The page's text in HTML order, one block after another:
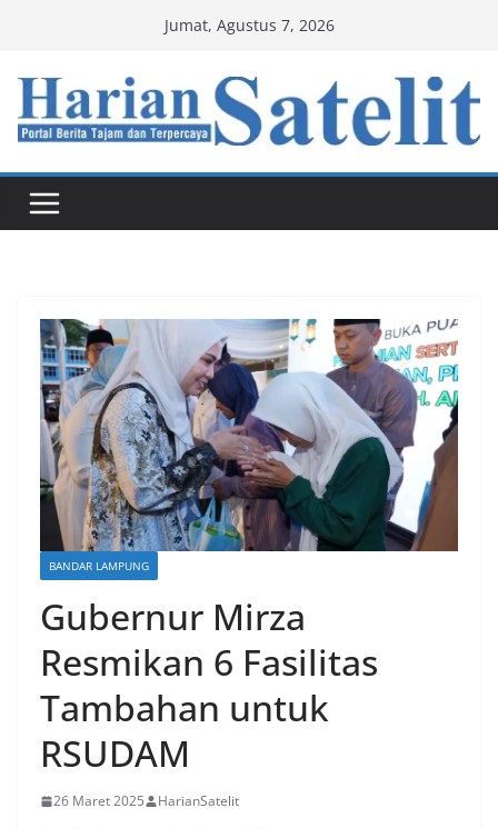
content
Jumat, Agustus 7, 2026
BANDAR LAMPUNG
Gubernur Mirza
Resmikan 6 Fasilitas
Tambahan untuk
RSUDAM
26 Maret 2025 HarianSatelit